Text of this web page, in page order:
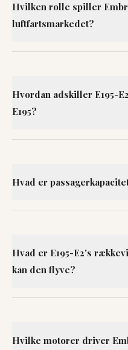
Hvilken rolle spiller
luftfartsmarkedet?
Hvordan adskiller E195-
E195?
Hvad er
Hvad er E195-E2's
kan den flyve?
Hvilke motorer driver